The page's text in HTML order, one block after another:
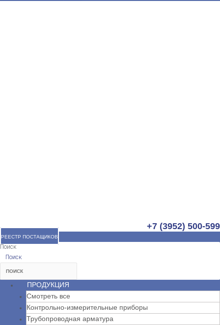
+7 (3952) 500-599
РЕЕСТР ПОСТАЩИКОВ
Поиск
Поиск
ПРОДУКЦИЯ
Смотреть все
Контрольно-измерительные приборы
Трубопроводная арматура